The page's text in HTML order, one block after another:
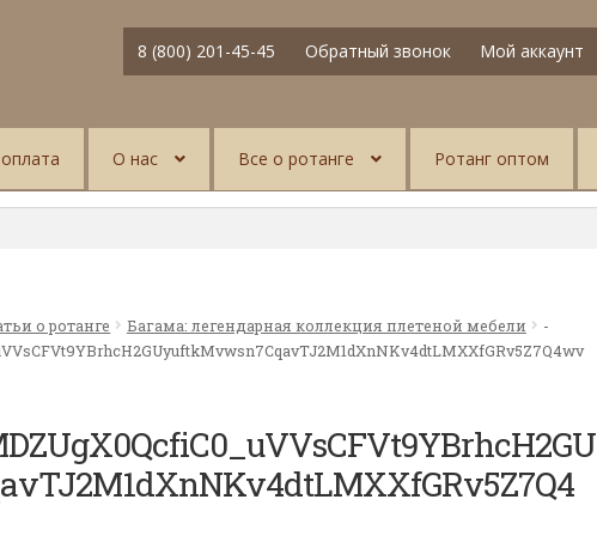
8 (800) 201-45-45 Обратный звонок Мой аккаунт
О нас Все о ротанге Ротанг оптом
о ротанге Багама: легендарная коллекция плетеной мебели
-